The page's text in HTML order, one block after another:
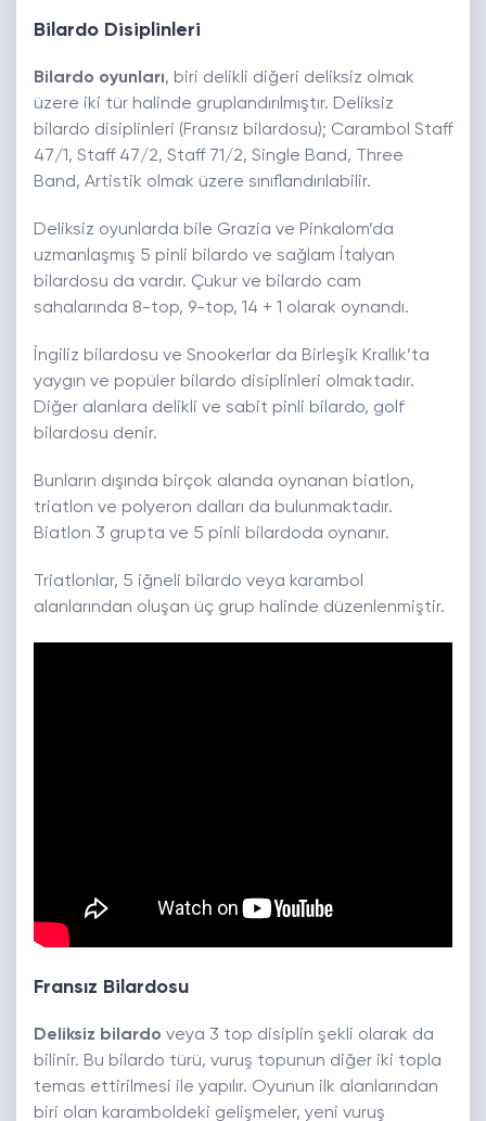
Bilardo Disiplinleri
Bilardo oyunları, biri delikli diğeri deliksiz olmak
üzere iki tür halinde gruplandırılmıştır. Deliksiz
bilardo disiplinleri (Fransız bilardosu); Carambol Staff
47/1, Staff 47/2, Staff 71/2, Single Band, Three
Band, Artistik olmak üzere sınıflandırılabilir.
Deliksiz oyunlarda bile Grazia ve Pinkalom’da
uzmanlaşmış 5 pinli bilardo ve sağlam İtalyan
bilardosu da vardır. Çukur ve bilardo cam
sahalarında 8-top, 9-top, 14 + 1 olarak oynandı.
İngiliz bilardosu ve Snookerlar da Birleşik Krallık’ta
yaygın ve popüler bilardo disiplinleri olmaktadır.
Diğer alanlara delikli ve sabit pinli bilardo, golf
bilardosu denir.
Bunların dışında birçok alanda oynanan biatlon,
triatlon ve polyeron dalları da bulunmaktadır.
Biatlon 3 grupta ve 5 pinli bilardoda oynanır.
Triatlonlar, 5 iğneli bilardo veya karambol
alanlarından oluşan üç grup halinde düzenlenmiştir.
Fransız Bilardosu
Deliksiz bilardo veya 3 top disiplin şekli olarak da
bilinir. Bu bilardo türü, vuruş topunun diğer iki topla
temas ettirilmesi ile yapılır. Oyunun ilk alanlarından
biri olan karamboldeki gelişmeler, yeni vuruş